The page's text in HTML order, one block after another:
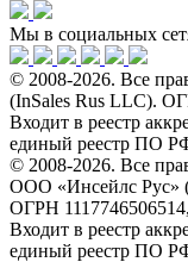
Мы в социальных
© 2008-2026. Все
(InSales Rus LLC).
Входит в реестр
единый реестр ПО
© 2008-2026. Все
ООО «Инсейлс Рус»
ОГРН
Входит в реестр
единый реестр ПО